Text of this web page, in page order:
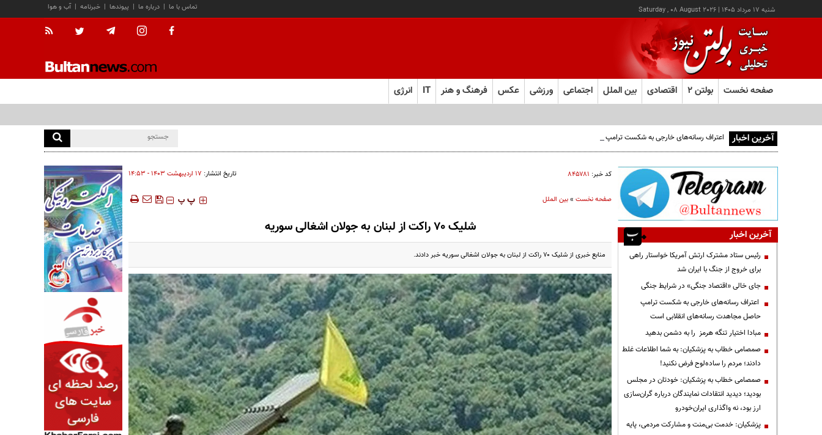
شنبه ۱۷ مرداد ۱۴۰۵ |
Saturday , 08 August 2026 آب و هوا | خبرنامه | پیوندها | درباره ما | تماس با ما
صفحه نخست بولتن ۲ اقتصادی بین الملل اجتماعی ورزشی عکس فرهنگ و هنر IT انرژی
آخرین اخبار اعتراف رسانه‌های خارجی به شکست ترامپ حاصل مجاهدت رسانه‌های انقلابی است
کد خبر: ۸۴۵۷۸۱ تاریخ انتشار: ۱۷ ارديبهشت ۱۴۰۳ - ۱۴:۵۳
صفحه نخست»بین الملل ‍‍‍ پ پ
شلیک ۷۰ راکت از لبنان به جولان اشغالی سوریه
منابع خبری از شلیک ۷۰ راکت از لبنان به جولان اشغالی سوریه خبر دادند.
آخرین اخبار
رئیس ستاد مشترک ارتش آمریکا خواستار راهی
برای خروج از جنگ با ایران شد
جای خالی «اقتصاد جنگی» در شرایط جنگی
اعتراف رسانه‌های خارجی به شکست ترامپ
حاصل مجاهدت رسانه‌های انقلابی است
مبادا اختیار تنگه هرمز را به دشمن بدهید
صمصامی خطاب به پزشکیان: به شما اطلاعات غلط
دادند؛ مردم را ساده‌لوح فرض نکنید!
صمصامی خطاب به پزشکیان: خودتان در مجلس
بودید؛ دیدید انتقادات نمایندگان درباره گران‌سازی
ارز بود، نه واگذاری ایران‌خودرو
پزشکیان: خدمت بی‌منت و مشارکت مردمی، پایه